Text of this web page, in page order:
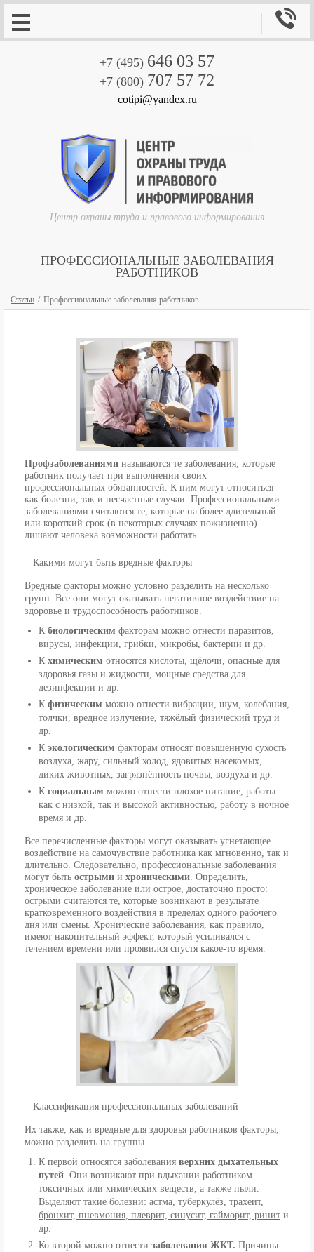
+7 (495) 646 03 57
+7 (800) 707 57 72
cotipi@yandex.ru
Центр охраны труда и правового информирования

ПРОФЕССИОНАЛЬНЫЕ ЗАБОЛЕВАНИЯ
РАБОТНИКОВ
Статьи Профессиональные заболевания работников
Профзаболеваниями называются те заболевания, которые
работник получает при выполнении своих
профессиональных обязанностей. К ним могут относиться
как болезни, так и несчастные случаи. Профессиональными
заболеваниями считаются те, которые на более длительный
или короткий срок (в некоторых случаях пожизненно)
лишают человека возможности работать.
Какими могут быть вредные факторы
Вредные факторы можно условно разделить на несколько
групп. Все они могут оказывать негативное воздействие на
здоровье и трудоспособность работников.
К биологическим факторам можно отнести паразитов,
вирусы, инфекции, грибки, микробы, бактерии и др.
К химическим относятся кислоты, щёлочи, опасные для
здоровья газы и жидкости, мощные средства для
дезинфекции и др.
К физическим можно отнести вибрации, шум, колебания,
толчки, вредное излучение, тяжёлый физический труд и
др.
К экологическим факторам относят повышенную сухость
воздуха, жару, сильный холод, ядовитых насекомых,
диких животных, загрязнённость почвы, воздуха и др.
К социальным можно отнести плохое питание, работы
как с низкой, так и высокой активностью, работу в ночное
время и др.
Все перечисленные факторы могут оказывать угнетающее
воздействие на самочувствие работника как мгновенно, так и
длительно. Следовательно, профессиональные заболевания
могут быть острыми и хроническими. Определить,
хроническое заболевание или острое, достаточно просто:
острыми считаются те, которые возникают в результате
кратковременного воздействия в пределах одного рабочего
дня или смены. Хронические заболевания, как правило,
имеют накопительный эффект, который усиливался с
течением времени или проявился спустя какое-то время.
Классификация профессиональных заболеваний
Их также, как и вредные для здоровья работников факторы,
можно разделить на группы.
К первой относятся заболевания верхних дыхательных
путей . Они возникают при вдыхании работником
токсичных или химических веществ, а также пыли.
Выделяют такие болезни: астма, туберкулёз, трахеит,
бронхит, пневмония, плеврит, синусит, гайморит, ринит и
др.
Ко второй можно отнести заболевания ЖКТ. Причины